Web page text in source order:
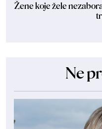
Žene koje žele
Ne